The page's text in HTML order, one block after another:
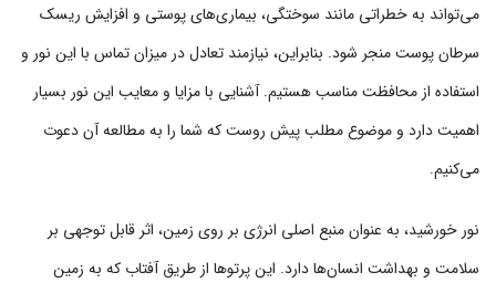
می‌تواند به خطراتی مانند سوختگی، بیماری‌های پوستی و افزایش ریسک
سرطان پوست منجر شود. بنابراین، نیازمند تعادل در میزان تماس با این نور و
استفاده از محافظت مناسب هستیم. آشنایی با مزایا و معایب این نور بسیار
اهمیت دارد و موضوع مطلب پیش روست که شما را به مطالعه آن دعوت
می‌کنیم.
نور خورشید، به عنوان منبع اصلی انرژی بر روی زمین، اثر قابل توجهی بر
سلامت و بهداشت انسان‌ها دارد. این پرتوها از طریق آفتاب که به زمین